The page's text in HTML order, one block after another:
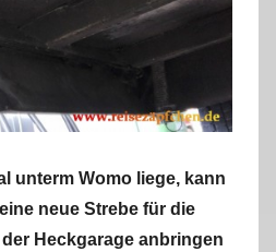
unterm Womo liege, kann
neue Strebe für die
Heckgarage anbringen